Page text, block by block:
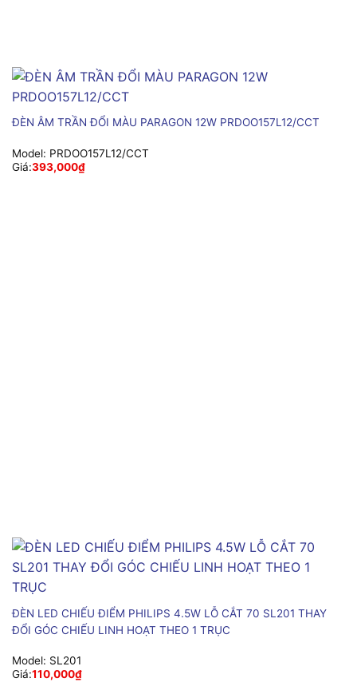
ĐÈN ÂM TRẦN ĐỔI MÀU PARAGON 12W PRDOO157L12/CCT
Model: PRDOO157L12/CCT
Giá:393,000₫
ĐÈN LED CHIẾU ĐIỂM PHILIPS 4.5W LỖ CẮT 70 SL201 THAY
ĐỔI GÓC CHIẾU LINH HOẠT THEO 1 TRỤC
Model: SL201
Giá:110,000₫